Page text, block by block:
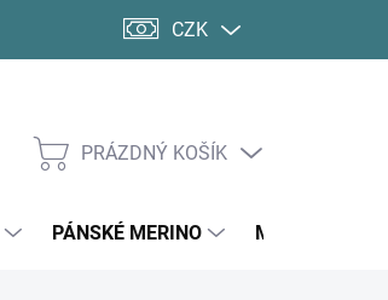
CZK
NÁKUPNÍ
PRÁZDNÝ KOŠÍK
PÁNSKÉ MERINO MERINO